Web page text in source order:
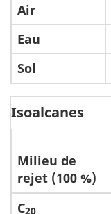
Air
Eau
Sol
Isoalcanes
Milieu de
rejet (100 %)
C20